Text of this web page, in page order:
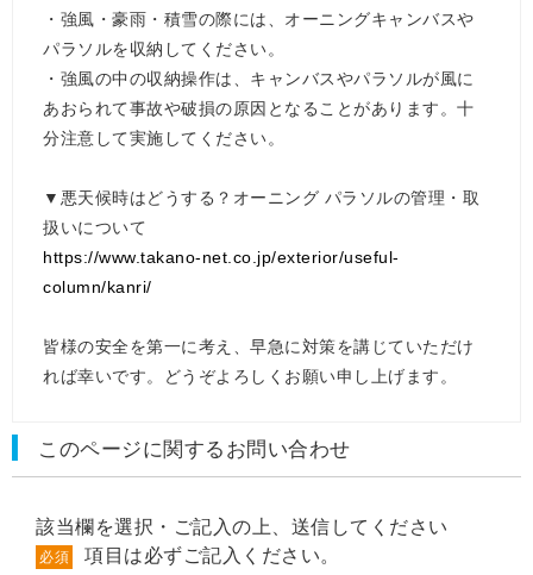
・強風・豪雨・積雪の際には、オーニングキャンバスや
パラソルを収納してください。
・強風の中の収納操作は、キャンバスやパラソルが風に
あおられて事故や破損の原因となることがあります。十
分注意して実施してください。
▼悪天候時はどうする？オーニング パラソルの管理・取
扱いについて
https://www.takano-net.co.jp/exterior/useful-
column/kanri/
皆様の安全を第一に考え、早急に対策を講じていただけ
れば幸いです。どうぞよろしくお願い申し上げます。
このページに関するお問い合わせ
該当欄を選択・ご記入の上、送信してください
必須 項目は必ずご記入ください。